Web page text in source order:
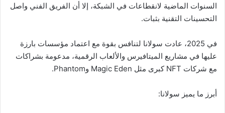
السنوات الماضية لانقطاعات في الشبكة، إلا أن الفريق الفني واصل
التحسينات التقنية بثبات.
في 2025، عادت سولانا لتنافس بقوة مع اعتماد مؤسسات بارزة
عليها في مشاريع الميتافيرس والألعاب الرقمية، مدعومة بشراكات
مع شركات NFT كبرى مثل Magic Eden وPhantom.
أبرز ما يميز سولانا: